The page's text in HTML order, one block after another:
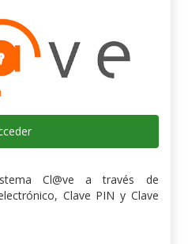
Cl@ve a través de
Clave PIN y Clave